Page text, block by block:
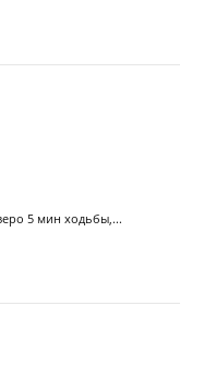
5 мин ходьбы,...